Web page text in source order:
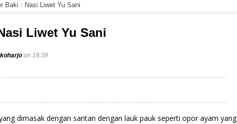
days ago
Baki : Nasi Liwet Yu Sani
Liwet Yu Sani
on 18:39
dimasak dengan santan dengan lauk pauk seperti opor ayam yang